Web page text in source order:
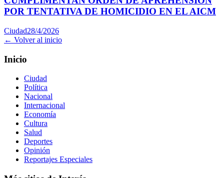
POR TENTATIVA DE HOMICIDIO EN EL AICM
Ciudad28/4/2026
← Volver al inicio
Inicio
Ciudad
Política
Nacional
Internacional
Economía
Cultura
Salud
Deportes
Opinión
Reportajes Especiales